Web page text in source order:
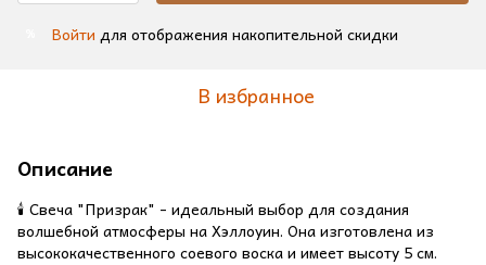
Войти для отображения накопительной скидки
В избранное
Описание
🕯️ Свеча "Призрак" - идеальный выбор для создания
волшебной атмосферы на Хэллоуин. Она изготовлена из
высококачественного соевого воска и имеет высоту 5 см.